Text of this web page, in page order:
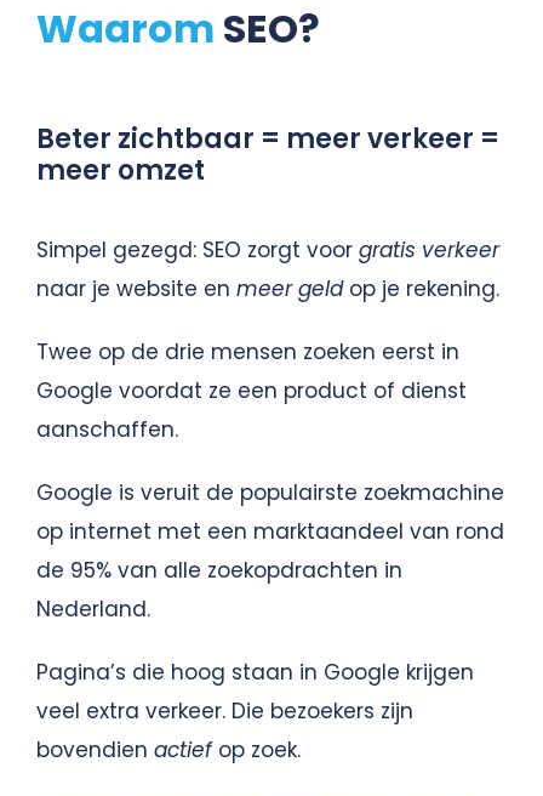
Waarom SEO?
Beter zichtbaar = meer verkeer =
meer omzet
Simpel gezegd: SEO zorgt voor gratis verkeer
naar je website en meer geldop je rekening.
Twee op de drie mensen zoeken eerst in
Google voordat ze een product of dienst
aanschaffen.
Google is veruit de populairste zoekmachine
op internet met een marktaandeel van rond
de 95% van alle zoekopdrachten in
Nederland.
Pagina’s die hoog staan in Google krijgen
veel extra verkeer. Die bezoekers zijn
bovendien actiefop zoek.